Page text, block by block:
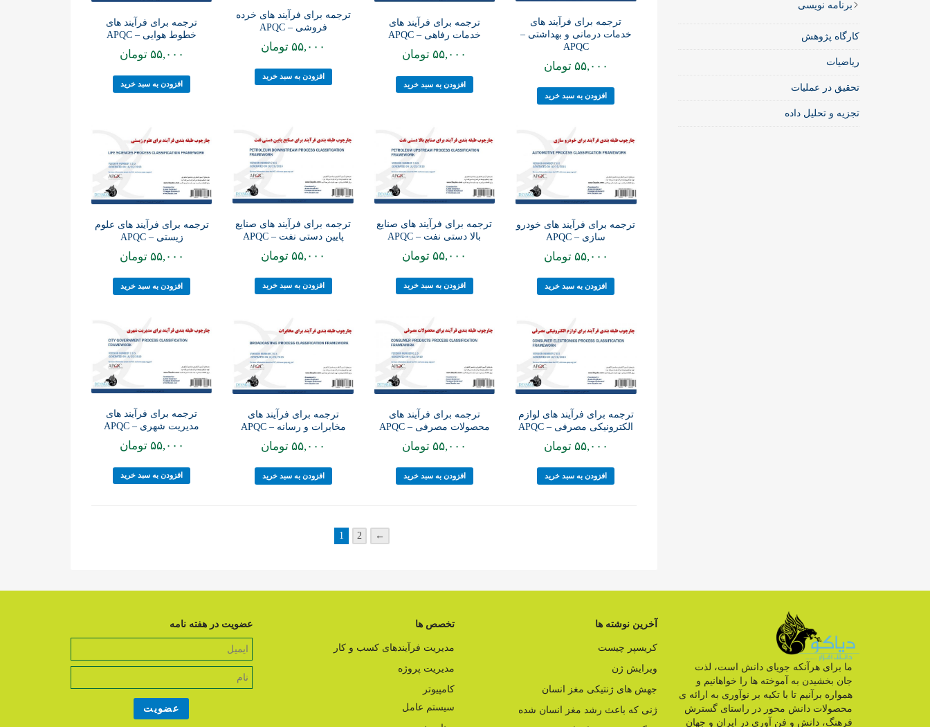
برنامه نویسی
کارگاه پژوهش
ریاضیات
تحقیق در عملیات
تجزیه و تحلیل داده
ترجمه برای فرآیند های
خدمات درمانی و بهداشتی –
APQC
۵۵,۰۰۰ تومان
افزودن به سبد خرید
ترجمه برای فرآیند های
خدمات رفاهی – APQC
۵۵,۰۰۰ تومان
افزودن به سبد خرید
ترجمه برای فرآیند های خرده
فروشی – APQC
۵۵,۰۰۰ تومان
افزودن به سبد خرید
ترجمه برای فرآیند های
خطوط هوایی – APQC
۵۵,۰۰۰ تومان
افزودن به سبد خرید
ترجمه برای فرآیند های خودرو
سازی – APQC
۵۵,۰۰۰ تومان
افزودن به سبد خرید
ترجمه برای فرآیند های صنایع
بالا دستی نفت – APQC
۵۵,۰۰۰ تومان
افزودن به سبد خرید
ترجمه برای فرآیند های صنایع
پایین دستی نفت – APQC
۵۵,۰۰۰ تومان
افزودن به سبد خرید
ترجمه برای فرآیند های علوم
زیستی – APQC
۵۵,۰۰۰ تومان
افزودن به سبد خرید
ترجمه برای فرآیند های لوازم
الکترونیکی مصرفی – APQC
۵۵,۰۰۰ تومان
افزودن به سبد خرید
ترجمه برای فرآیند های
محصولات مصرفی – APQC
۵۵,۰۰۰ تومان
افزودن به سبد خرید
ترجمه برای فرآیند های
مخابرات و رسانه – APQC
۵۵,۰۰۰ تومان
افزودن به سبد خرید
ترجمه برای فرآیند های
مدیریت شهری – APQC
۵۵,۰۰۰ تومان
افزودن به سبد خرید
1 2 ←
ما برای هرآنکه جویای دانش است، لذت
جان بخشیدن به آموخته ها را خواهانیم و
همواره برآنیم تا با تکیه بر نوآوری به ارائه ی
محصولات دانش محور در راستای گسترش
فرهنگ، دانش و فن آوری در ایران و جهان
آخرین نوشته ها
کریسپر چیست
ویرایش ژن
جهش های ژنتیکی مغز انسان
ژنی که باعث رشد مغز انسان شده
تخصص ها
مدیریت فرآیندهای کسب و کار
مدیریت پروژه
کامپیوتر
سیستم عامل
عضویت در هفته نامه